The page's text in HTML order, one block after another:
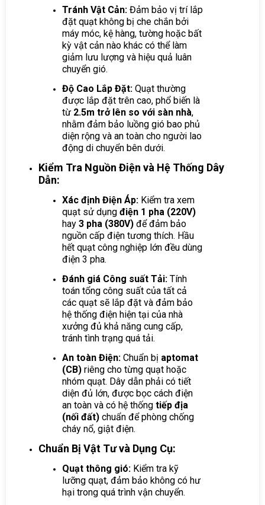
Tránh Vật Cản: Đảm bảo vị trí lắp
đặt quạt không bị che chắn bởi
máy móc, kệ hàng, tường hoặc bất
kỳ vật cản nào khác có thể làm
giảm lưu lượng và hiệu quả luân
chuyển gió.
Độ Cao Lắp Đặt: Quạt thường
được lắp đặt trên cao, phổ biến là
từ 2.5m trở lên so với sàn nhà,
nhằm đảm bảo luồng gió bao phủ
diện rộng và an toàn cho người lao
động di chuyển bên dưới.
Kiểm Tra Nguồn Điện và Hệ Thống Dây
Dẫn:
Xác định Điện Áp: Kiểm tra xem
quạt sử dụng điện 1 pha (220V)
hay 3 pha (380V) để đảm bảo
nguồn cấp điện tương thích. Hầu
hết quạt công nghiệp lớn đều dùng
điện 3 pha.
Đánh giá Công suất Tải: Tính
toán tổng công suất của tất cả
các quạt sẽ lắp đặt và đảm bảo
hệ thống điện hiện tại của nhà
xưởng đủ khả năng cung cấp,
tránh tình trạng quá tải.
An toàn Điện: Chuẩn bị aptomat
(CB) riêng cho từng quạt hoặc
nhóm quạt. Dây dẫn phải có tiết
diện đủ lớn, được bọc cách điện
an toàn và có hệ thống tiếp địa
(nối đất) chuẩn để phòng chống
cháy nổ, giật điện.
Chuẩn Bị Vật Tư và Dụng Cụ:
Quạt thông gió: Kiểm tra kỹ
lưỡng quạt, đảm bảo không có hư
hại trong quá trình vận chuyển.